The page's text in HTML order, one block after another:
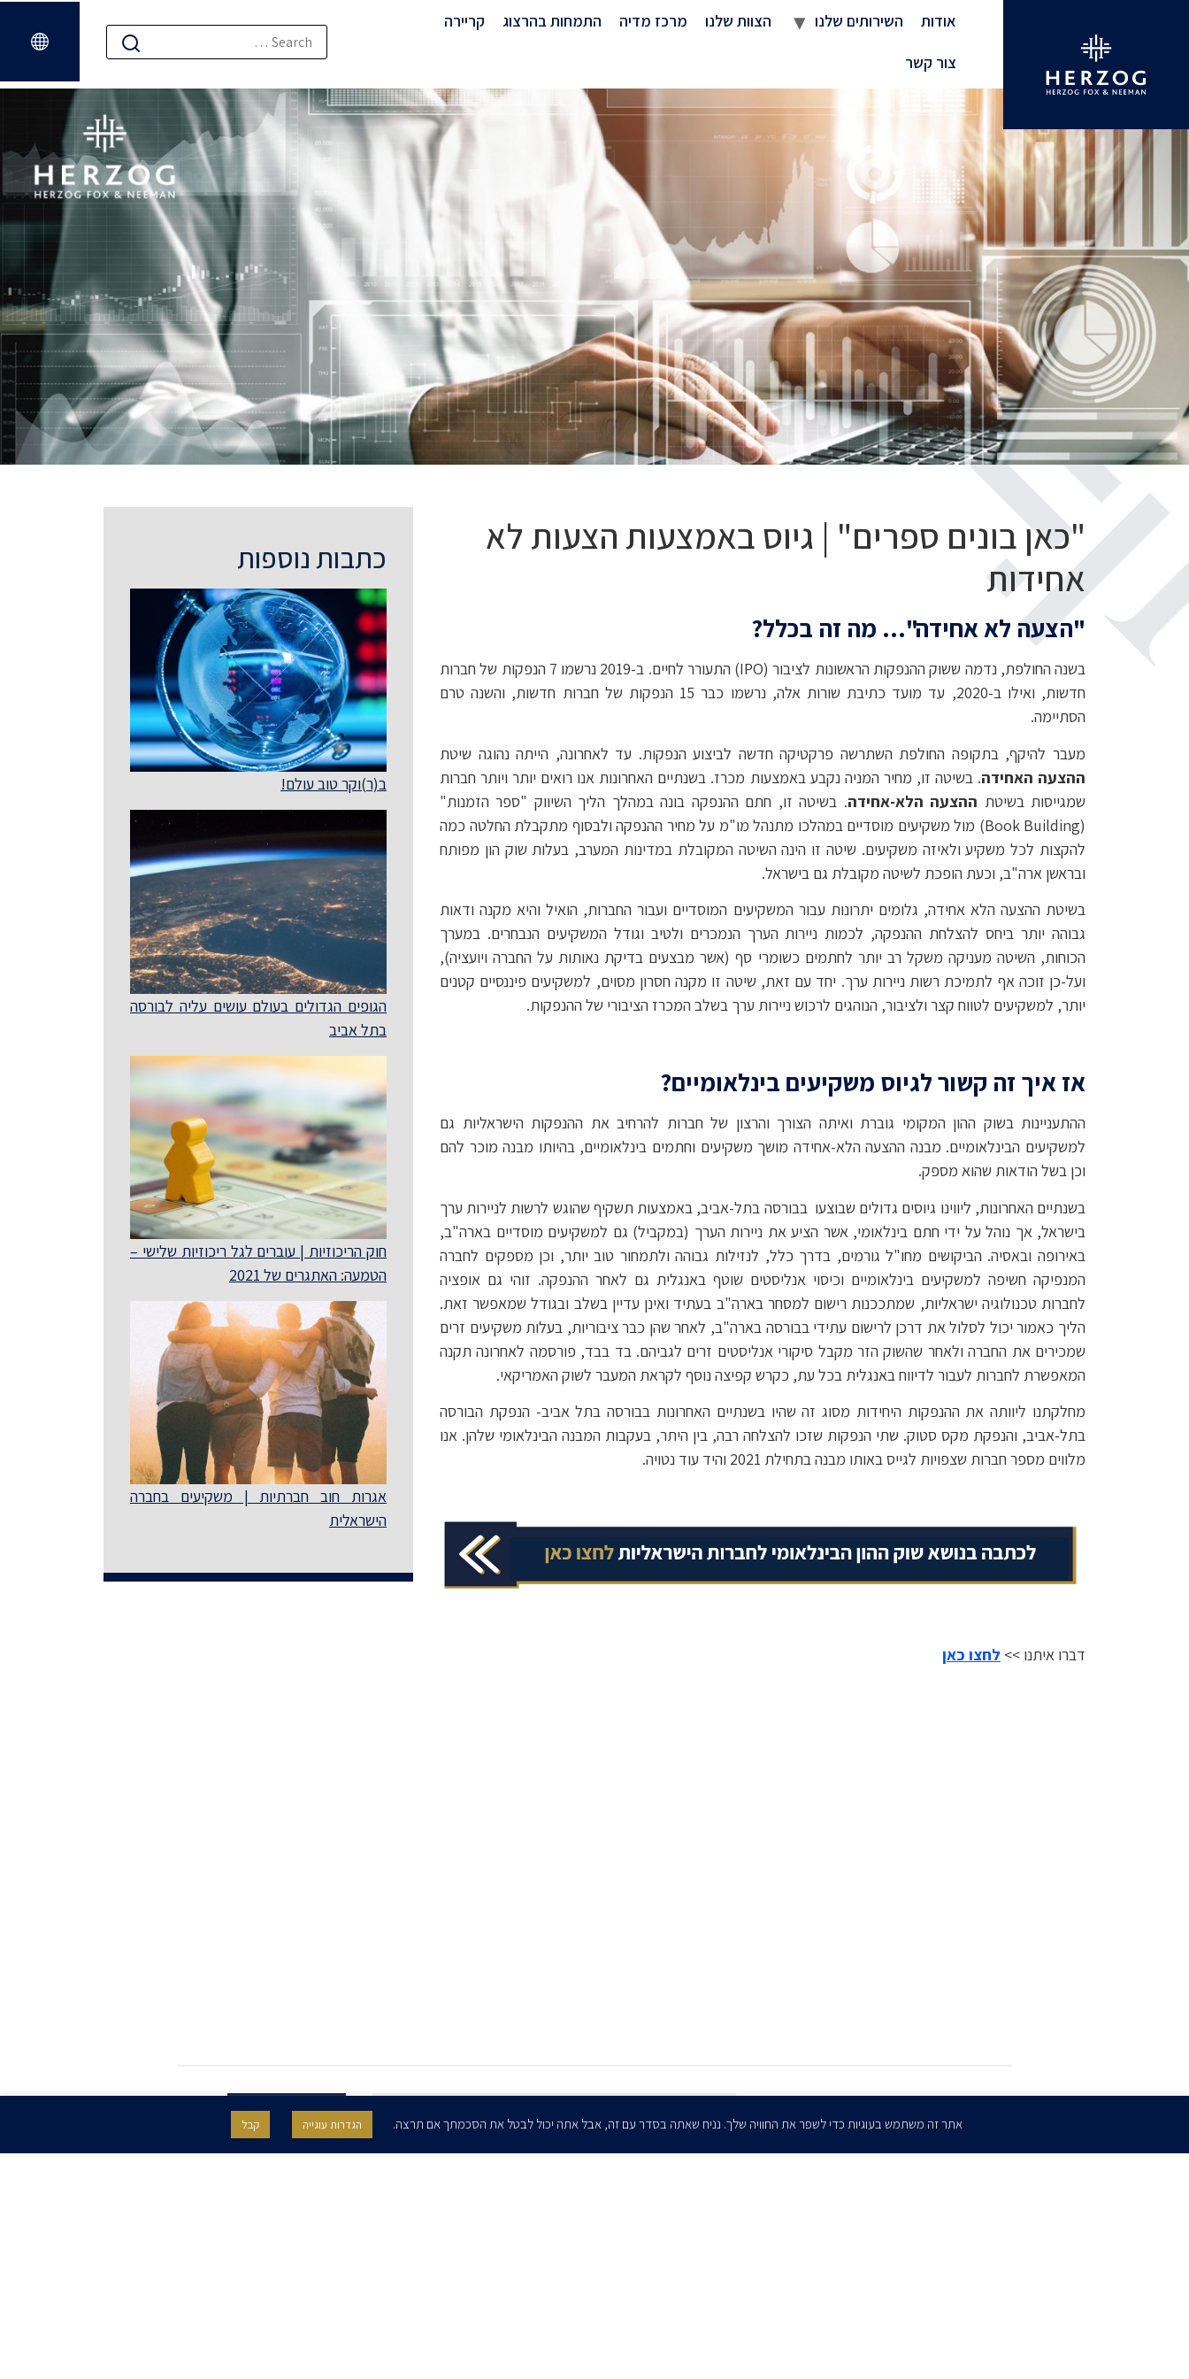
אודות השירותים שלנו הצוות שלנו מרכז מדיה התמחות בהרצוג קריירה
צור קשר
"כאן בונים ספרים" | גיוס באמצעות הצעות לא
אחידות
"הצעה לא אחידה"… מה זה בכלל?
בשנה החולפת, נדמה ששוק ההנפקות הראשונות לציבור (IPO) התעורר לחיים. ב-2019 נרשמו 7 הנפקות של חברות
חדשות, ואילו ב-2020, עד מועד כתיבת שורות אלה, נרשמו כבר 15 הנפקות של חברות חדשות, והשנה טרם
הסתיימה.
מעבר להיקף, בתקופה החולפת השתרשה פרקטיקה חדשה לביצוע הנפקות. עד לאחרונה, הייתה נהוגה שיטת
ההצעה האחידה. בשיטה זו, מחיר המניה נקבע באמצעות מכרז. בשנתיים האחרונות אנו רואים יותר ויותר חברות
שמגייסות בשיטת ההצעה הלא-אחידה. בשיטה זו, חתם ההנפקה בונה במהלך הליך השיווק "ספר הזמנות"
(Book Building) מול משקיעים מוסדיים במהלכו מתנהל מו"מ על מחיר ההנפקה ולבסוף מתקבלת החלטה כמה
להקצות לכל משקיע ולאיזה משקיעים. שיטה זו הינה השיטה המקובלת במדינות המערב, בעלות שוק הון מפותח
ובראשן ארה"ב, וכעת הופכת לשיטה מקובלת גם בישראל.
בשיטת ההצעה הלא אחידה, גלומים יתרונות עבור המשקיעים המוסדיים ועבור החברות, הואיל והיא מקנה ודאות
גבוהה יותר ביחס להצלחת ההנפקה, לכמות ניירות הערך הנמכרים ולטיב וגודל המשקיעים הנבחרים. במערך
הכוחות, השיטה מעניקה משקל רב יותר לחתמים כשומרי סף (אשר מבצעים בדיקת נאותות על החברה ויועציה),
ועל-כן זוכה אף לתמיכת רשות ניירות ערך. יחד עם זאת, שיטה זו מקנה חסרון מסוים, למשקיעים פיננסיים קטנים
יותר, למשקיעים לטווח קצר ולציבור, הנוהגים לרכוש ניירות ערך בשלב המכרז הציבורי של ההנפקות.
אז איך זה קשור לגיוס משקיעים בינלאומיים?
ההתעניינות בשוק ההון המקומי גוברת ואיתה הצורך והרצון של חברות להרחיב את ההנפקות הישראליות גם
למשקיעים הבינלאומיים. מבנה ההצעה הלא-אחידה מושך משקיעים וחתמים בינלאומיים, בהיותו מבנה מוכר להם
וכן בשל הודאות שהוא מספק.
בשנתיים האחרונות, ליווינו גיוסים גדולים שבוצעו בבורסה בתל-אביב, באמצעות תשקיף שהוגש לרשות לניירות ערך
בישראל, אך נוהל על ידי חתם בינלאומי, אשר הציע את ניירות הערך (במקביל) גם למשקיעים מוסדיים בארה"ב,
באירופה ובאסיה. הביקושים מחו"ל גורמים, בדרך כלל, לנזילות גבוהה ולתמחור טוב יותר, וכן מספקים לחברה
המנפיקה חשיפה למשקיעים בינלאומיים וכיסוי אנליסטים שוטף באנגלית גם לאחר ההנפקה. זוהי גם אופציה
לחברות טכנולוגיה ישראליות, שמתככנות רישום למסחר בארה"ב בעתיד ואינן עדיין בשלב ובגודל שמאפשר זאת.
הליך כאמור יכול לסלול את דרכן לרישום עתידי בבורסה בארה"ב, לאחר שהן כבר ציבוריות, בעלות משקיעים זרים
שמכירים את החברה ולאחר שהשוק הזר מקבל סיקורי אנליסטים זרים לגביהם. בד בבד, פורסמה לאחרונה תקנה
המאפשרת לחברות לעבור לדיווח באנגלית בכל עת, כקרש קפיצה נוסף לקראת המעבר לשוק האמריקאי.
מחלקתנו ליוותה את ההנפקות היחידות מסוג זה שהיו בשנתיים האחרונות בבורסה בתל אביב- הנפקת הבורסה
בתל-אביב, והנפקת מקס סטוק. שתי הנפקות שזכו להצלחה רבה, בין היתר, בעקבות המבנה הבינלאומי שלהן. אנו
מלווים מספר חברות שצפויות לגייס באותו מבנה בתחילת 2021 והיד עוד נטויה.
דברו איתנו >> לחצו כאן
כתבות נוספות
ב(ר)וקר טוב עולם!
הגופים הגדולים בעולם עושים עליה לבורסה
בתל אביב
חוק הריכוזיות | עוברים לגל ריכוזיות שלישי –
הטמעה: האתגרים של 2021
אגרות חוב חברתיות | משקיעים בחברה
הישראלית
לדיוורים שלנו
הרשמו לדיוורים שלנו - דוא״ל
אתר זה משתמש בעוגיות כדי לשפר את החוויה שלך. נניח שאתה בסדר עם זה, אבל אתה יכול לבטל את הסכמתך אם תרצה. הגדרות עוגייה קבל